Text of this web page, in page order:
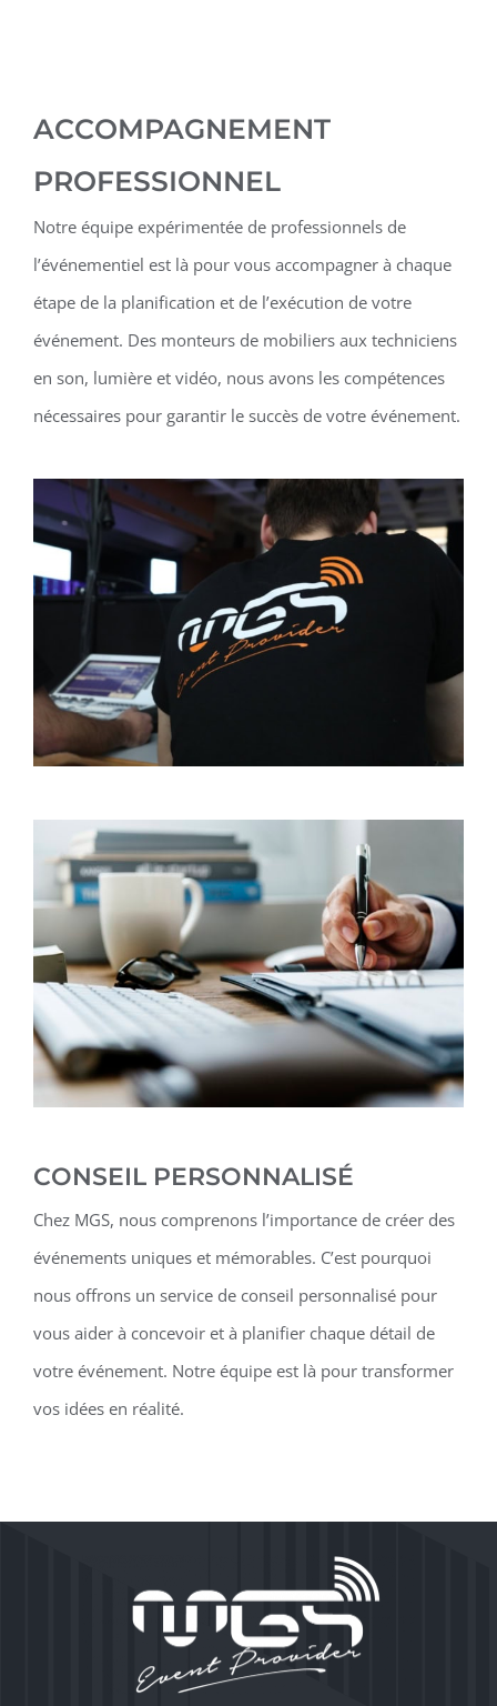
ACCOMPAGNEMENT
PROFESSIONNEL
Notre équipe expérimentée de professionnels de
l’événementiel est là pour vous accompagner à chaque
étape de la planification et de l’exécution de votre
événement. Des monteurs de mobiliers aux techniciens
en son, lumière et vidéo, nous avons les compétences
nécessaires pour garantir le succès de votre événement.
CONSEIL PERSONNALISÉ
Chez MGS, nous comprenons l’importance de créer des
événements uniques et mémorables. C’est pourquoi
nous offrons un service de conseil personnalisé pour
vous aider à concevoir et à planifier chaque détail de
votre événement. Notre équipe est là pour transformer
vos idées en réalité.